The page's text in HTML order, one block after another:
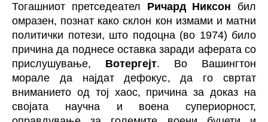
Тогашниот претседеател Ричард Никсон бил
омразен, познат како склон кон измами и матни
политички потези, што подоцна (во 1974) било
причина да поднесе оставка заради аферата со
прислушување, Вотергејт. Во Вашингтон
морале да најдат дефокус, да го свртат
вниманието од тој хаос, причина за доказ на
својата научна и воена супериорност,